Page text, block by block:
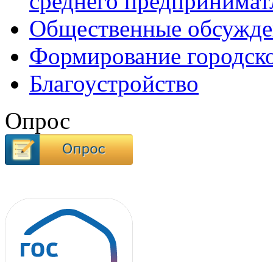
Общественные
Формирование
Благоустройство
Опрос